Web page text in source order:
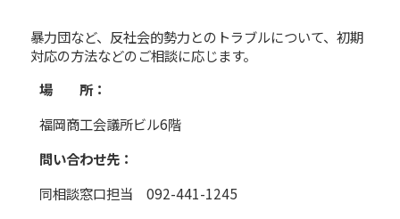
暴力団など、反社会的勢力とのトラブルについて、初期
対応の方法などのご相談に応じます。
場 所：
福岡商工会議所ビル6階
問い合わせ先：
同相談窓口担当 092-441-1245